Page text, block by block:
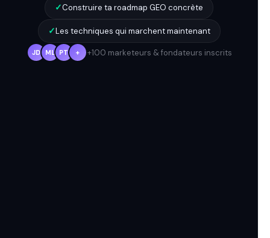
✓Construire ta roadmap GEO concrète
✓Les techniques qui marchent maintenant
JD ML PT + +100 marketeurs & fondateurs inscrits